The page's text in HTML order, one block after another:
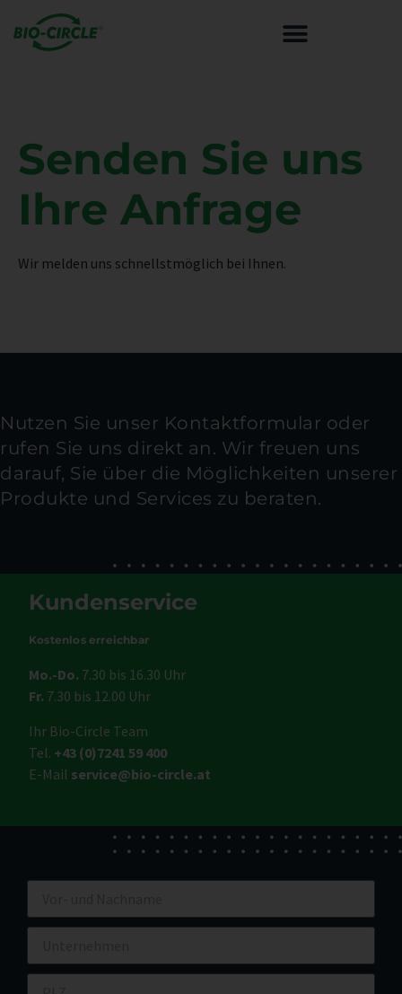
Senden Sie uns
Ihre Anfrage
Wir melden uns schnellstmöglich bei Ihnen.
Nutzen Sie unser Kontaktformular oder
rufen Sie uns direkt an. Wir freuen uns
darauf, Sie über die Möglichkeiten unserer
Produkte und Services zu beraten.
Kundenservice
Kostenlos erreichbar
Mo.-Do. 7.30 bis 16.30 Uhr
Fr. 7.30 bis 12.00 Uhr
Ihr Bio-Circle Team
Tel. +43 (0)7241 59 400
E-Mail service@bio-circle.at